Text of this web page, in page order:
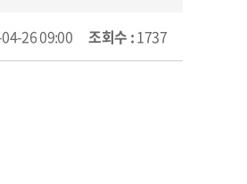
04-26 09:00조회수 :1737